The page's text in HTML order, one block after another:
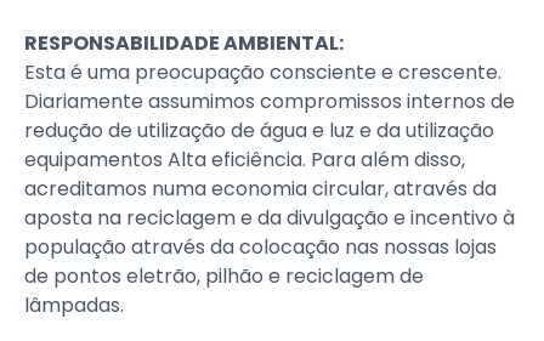
RESPONSABILIDADE AMBIENTAL:
Esta é uma preocupação consciente e crescente.
Diariamente assumimos compromissos internos de
redução de utilização de água e luz e da utilização
equipamentos Alta eficiência. Para além disso,
acreditamos numa economia circular, através da
aposta na reciclagem e da divulgação e incentivo à
população através da colocação nas nossas lojas
de pontos eletrão, pilhão e reciclagem de
lâmpadas.